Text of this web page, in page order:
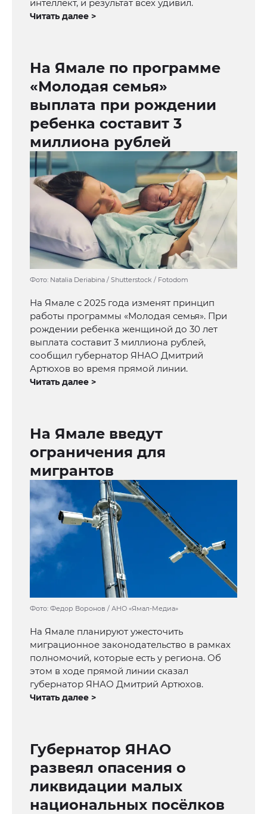
интеллект, и результат всех удивил.
Читать далее >
На Ямале по программе
«Молодая семья»
выплата при рождении
ребенка составит 3
миллиона рублей
Фото: Natalia Deriabina / Shutterstock / Fotodom
На Ямале с 2025 года изменят принцип
работы программы «Молодая семья». При
рождении ребенка женщиной до 30 лет
выплата составит 3 миллиона рублей,
сообщил губернатор ЯНАО Дмитрий
Артюхов во время прямой линии.
Читать далее >
На Ямале введут
ограничения для
мигрантов
Фото: Федор Воронов / АНО «Ямал-Медиа»
На Ямале планируют ужесточить
миграционное законодательство в рамках
полномочий, которые есть у региона. Об
этом в ходе прямой линии сказал
губернатор ЯНАО Дмитрий Артюхов.
Читать далее >
Губернатор ЯНАО
развеял опасения о
ликвидации малых
национальных посёлков